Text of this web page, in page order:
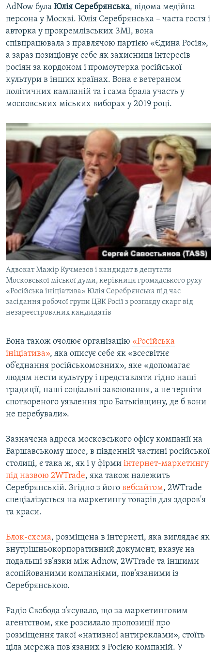
AdNow була Юлія Серебрянська, відома медійна
персона у Москві. Юлія Серебрянська – часта гостя і
авторка у прокремлівських ЗМІ, вона
співпрацювала з правлячою партією «Єдина Росія»,
а зараз позиціонує себе як захисниця інтересів
росіян за кордоном і промоутерка російської
культури в інших країнах. Вона є ветераном
політичних кампаній та і сама брала участь у
московських міських виборах у 2019 році.
Адвокат Мажір Кучмезов і кандидат в депутати
Московської міської думи, керівниця громадського руху
«Російська ініціатива» Юлія Серебрянська під час
засідання робочої групи ЦВК Росії з розгляду скарг від
незареєстрованих кандидатів
Вона також очолює організацію «Російська
ініціатива», яка описує себе як «всесвітнє
об’єднання російськомовних», яке «допомагає
людям нести культуру і представляти гідно наші
традиції, наші соціальні завоювання, а не терпіти
спотвореного уявлення про Батьківщину, де б вони
не перебували».
Зазначена адреса московського офісу компанії на
Варшавському шосе, в південній частині російської
столиці, є така ж, як і у фірми інтернет-маркетингу
під назвою 2WTrade, яка також належить
Серебрянській. Згідно з його вебсайтом, 2WTrade
спеціалізується на маркетингу товарів для здоров'я
та краси.
Блок-схема, розміщена в інтернеті, яка виглядає як
внутрішньокорпоративний документ, вказує на
подальші зв’язки між Adnow, 2WTrade та іншими
асоційованими компаніями, пов’язаними із
Серебрянською.
Радіо Свобода з’ясувало, що за маркетинговим
агентством, яке розсилало пропозиції про
розміщення такої «нативної антиреклами», стоїть
ціла мережа пов'язаних з Росією компаній. У